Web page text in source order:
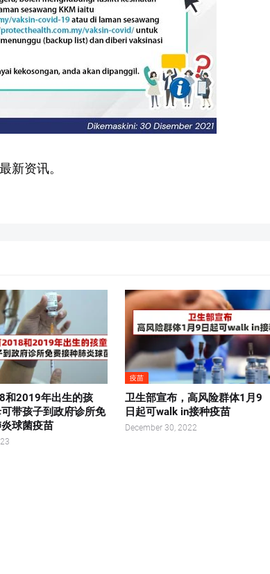
新资讯。
和2019年出生的孩
带孩子到政府诊所免
球菌疫苗
疫苗
卫生部宣布，高风险群体1月9
日起可walk in接种疫苗
December 30, 2022